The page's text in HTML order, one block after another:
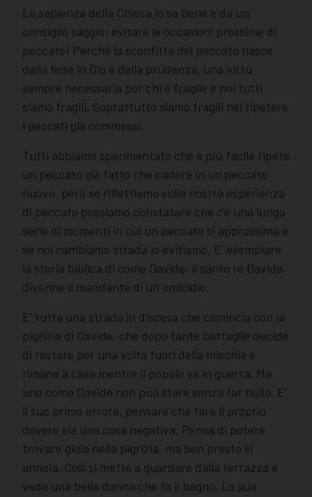
La sapienza della Chiesa lo sa bene e dà un
consiglio saggio: evitare le occasioni prossime di
peccato! Perché la sconfitta del peccato nasce
dalla fede in Dio e dalla prudenza, una virtù
sempre necessaria per chi è fragile e noi tutti
siamo fragili. Soprattutto siamo fragili nel ripetere
i peccati già commessi.
Tutti abbiamo sperimentato che è più facile ripete
un peccato già fatto che cadere in un peccato
nuovo, però se riflettiamo sulla nostra esperienza
di peccato possiamo constatare che c’è una lunga
serie di momenti in cui un peccato si approssima e
se noi cambiamo strada lo evitiamo. E’ esemplare
la storia biblica di come Davide, il santo re Davide,
divenne il mandante di un omicidio.
E’ tutta una strada in discesa che comincia con la
pigrizia di Davide, che dopo tante battaglie decide
di restare per una volta fuori della mischia e
rimane a casa mentre il popolo va in guerra. Ma
uno come Davide non può stare senza far nulla. E’
il suo primo errore, pensare che fare il proprio
dovere sia una cosa negativa. Pensa di potere
trovare gioia nella pigrizia, ma ben presto si
annoia. Così si mette a guardare dalla terrazza e
vede una bella donna che fa il bagno. La sua